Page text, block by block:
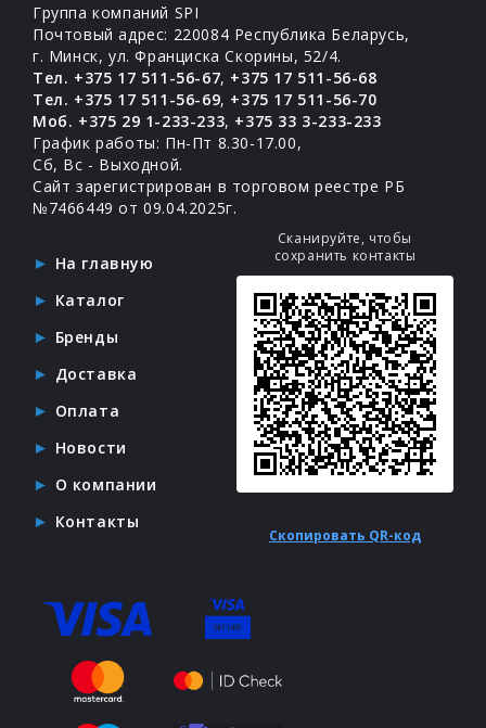
Группа компаний SPI
Почтовый адрес: 220084 Республика Беларусь,
г. Минск, ул. Франциска Скорины, 52/4.
Тел. +375 17 511-56-67, +375 17 511-56-68
Тел. +375 17 511-56-69, +375 17 511-56-70
Моб. +375 29 1-233-233, +375 33 3-233-233
График работы: Пн-Пт 8.30-17.00,
Сб, Вс - Выходной.
Сайт зарегистрирован в торговом реестре РБ
№7466449 от 09.04.2025г.
На главную
Каталог
Бренды
Доставка
Оплата
Новости
О компании
Контакты
Сканируйте, чтобы
сохранить контакты
Скопировать QR-код